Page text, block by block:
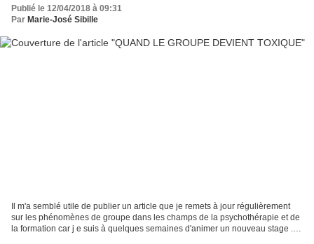
Publié le 12/04/2018 à 09:31
Par Marie-José Sibille
Il m'a semblé utile de publier un article que je remets à jour régulièrement
sur les phénomènes de groupe dans les champs de la psychothérapie et de
la formation car j e suis à quelques semaines d'animer un nouveau stage .